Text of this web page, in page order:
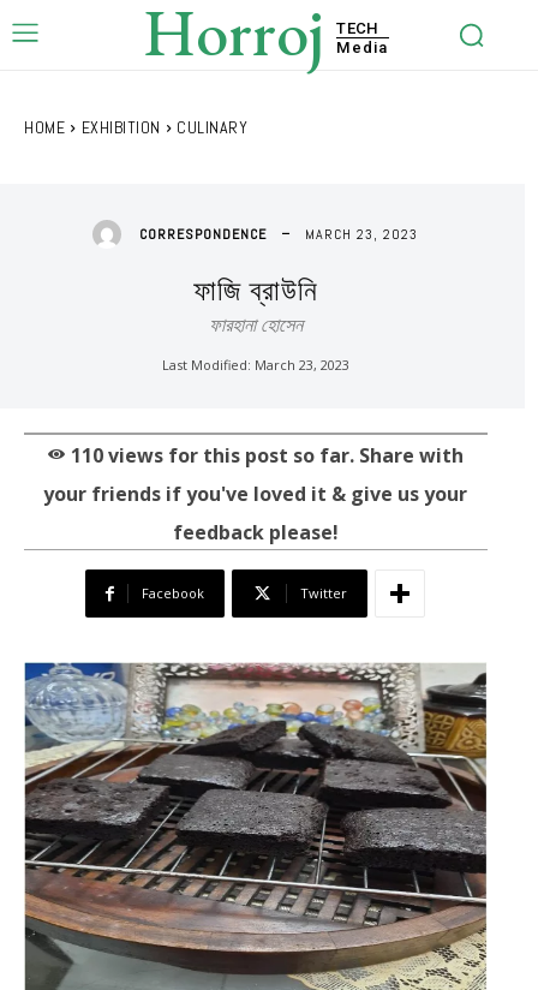
Horroj
TECH
Media
HOME EXHIBITION CULINARY
CORRESPONDENCE MARCH 23, 2023
ফাজি ব্রাউনি
ফারহানা হোসেন
Last Modified: March 23, 2023
110views for this post so far. Share with
your friends if you've loved it & give us your
feedback please!
Facebook Twitter